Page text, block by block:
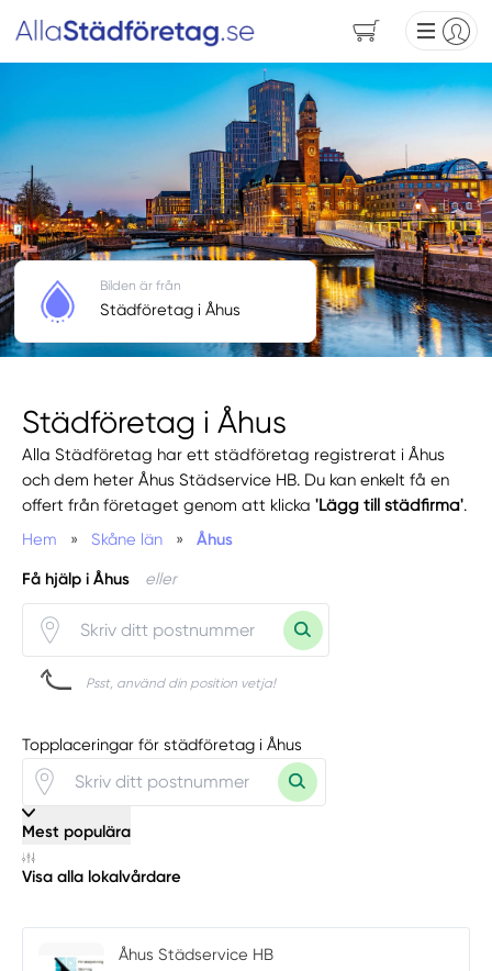
Städföretag i Åhus
Alla Städföretag har ett städföretag registrerat i Åhus
och dem heter Åhus Städservice HB. Du kan enkelt få en
offert från företaget genom att klicka'Lägg till städfirma'.
Hem
» Skåne län » Åhus
Få hjälp i Åhus eller
Psst, använd din position vetja!
Bilden är från
Städföretag i Åhus
Topplaceringar för städföretag i Åhus
Mest populära
Visa alla lokalvårdare
Åhus Städservice HB